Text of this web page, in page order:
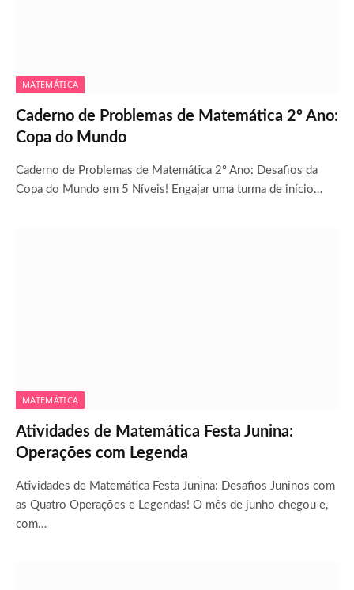
MATEMÁTICA
Caderno de Problemas de Matemática 2º Ano:
Copa do Mundo
Caderno de Problemas de Matemática 2º Ano: Desafios da
Copa do Mundo em 5 Níveis! Engajar uma turma de início…
MATEMÁTICA
Atividades de Matemática Festa Junina:
Operações com Legenda
Atividades de Matemática Festa Junina: Desafios Juninos com
as Quatro Operações e Legendas! O mês de junho chegou e,
com…